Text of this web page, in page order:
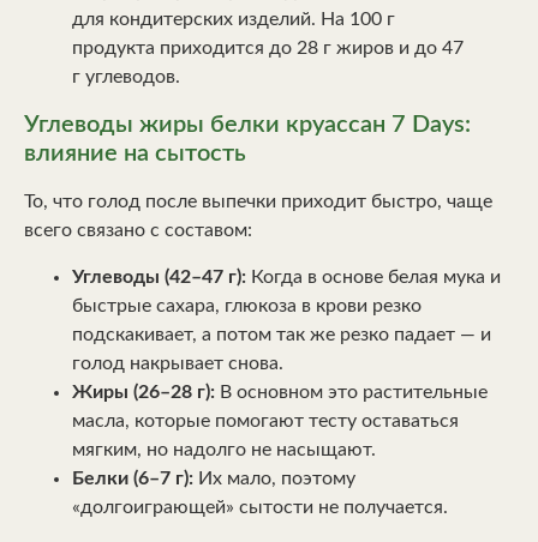
для кондитерских изделий. На 100 г
продукта приходится до 28 г жиров и до 47
г углеводов.
Углеводы жиры белки круассан 7 Days:
влияние на сытость
То, что голод после выпечки приходит быстро, чаще
всего связано с составом:
Углеводы (42–47 г): Когда в основе белая мука и
быстрые сахара, глюкоза в крови резко
подскакивает, а потом так же резко падает — и
голод накрывает снова.
Жиры (26–28 г): В основном это растительные
масла, которые помогают тесту оставаться
мягким, но надолго не насыщают.
Белки (6–7 г): Их мало, поэтому
«долгоиграющей» сытости не получается.